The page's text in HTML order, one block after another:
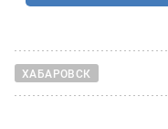
ХАБАРОВСК